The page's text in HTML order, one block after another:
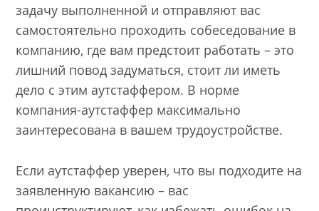
задачу выполненной и отправляют вас
самостоятельно проходить собеседование в
компанию, где вам предстоит работать – это
лишний повод задуматься, стоит ли иметь
дело с этим аутстаффером. В норме
компания-аутстаффер максимально
заинтересована в вашем трудоустройстве.
Если аутстаффер уверен, что вы подходите на
заявленную вакансию – вас